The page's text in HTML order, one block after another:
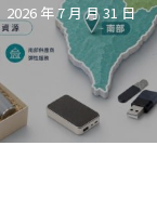
2026 年 7 月 月 31 日